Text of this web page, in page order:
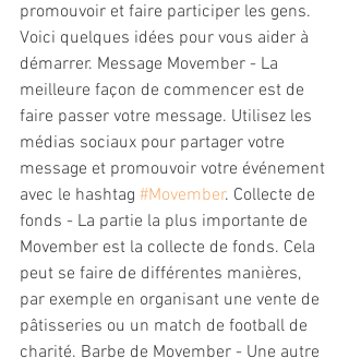
promouvoir et faire participer les gens.
Voici quelques idées pour vous aider à
démarrer. Message Movember - La
meilleure façon de commencer est de
faire passer votre message. Utilisez les
médias sociaux pour partager votre
message et promouvoir votre événement
avec le hashtag #Movember. Collecte de
fonds - La partie la plus importante de
Movember est la collecte de fonds. Cela
peut se faire de différentes manières,
par exemple en organisant une vente de
pâtisseries ou un match de football de
charité. Barbe de Movember - Une autre